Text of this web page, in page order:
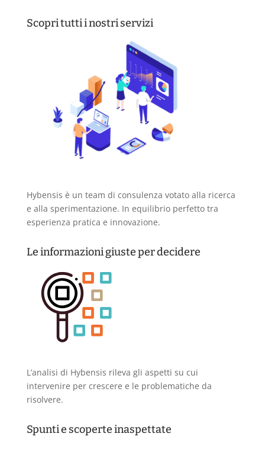
Scopri tutti i nostri servizi
Hybensis è un team di consulenza votato alla ricerca
e alla sperimentazione. In equilibrio perfetto tra
esperienza pratica e innovazione.
Le informazioni giuste per decidere
L’analisi di Hybensis rileva gli aspetti su cui
intervenire per crescere e le problematiche da
risolvere.
Spunti e scoperte inaspettate